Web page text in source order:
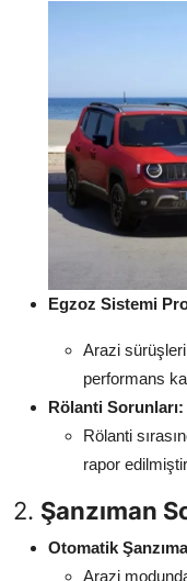
Egzoz Sistemi
Arazi
performans
Rölanti Sorunları:
Rölanti
rapor
2. Şanzıman
Otomatik
Arazi